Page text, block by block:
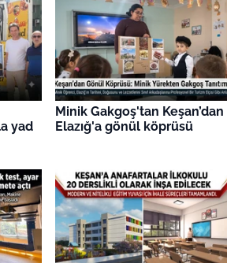
yad
Minik Gakgoş'tan Keşan’dan
Elazığ'a gönül köprüsü